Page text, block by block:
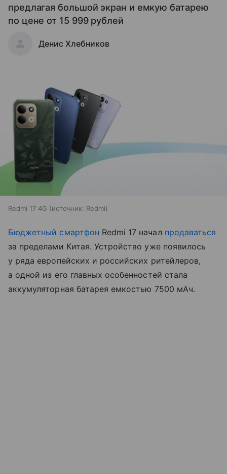
предлагая большой экран и емкую батарею
по цене от 15 999 рублей
Денис Хлебников
Redmi 17 4G источник: Redmi
Бюджетный смартфон Redmi 17 начал продаваться
за пределами Китая. Устройство уже появилось
у ряда европейских и российских ритейлеров,
а одной из его главных особенностей стала
аккумуляторная батарея емкостью 7500 мАч.